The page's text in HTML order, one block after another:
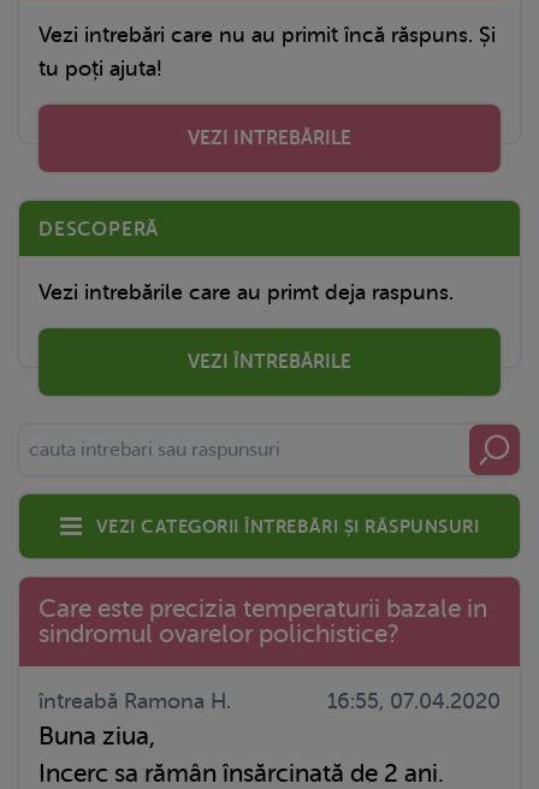
Vezi intrebări care nu au primit încă răspuns. Și
tu poți ajuta!
VEZI INTREBĂRILE
DESCOPERĂ
Vezi intrebările care au primt deja raspuns.
VEZI ÎNTREBĂRILE
Vezi categorii întrebări și răspunsuri
Care este precizia temperaturii bazale in
sindromul ovarelor polichistice?
întreabă Ramona H. 16:55, 07.04.2020
Buna ziua,
Incerc sa rămân însărcinată de 2 ani.